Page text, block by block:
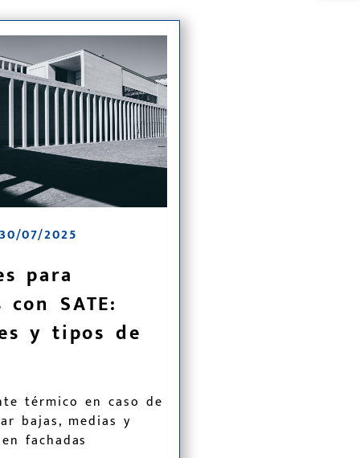
07/2025
para
SATE:
y tipos de
térmico en caso de
bajas, medias y
fachadas